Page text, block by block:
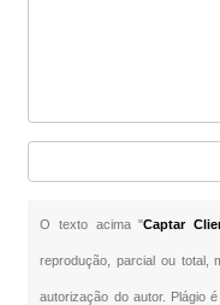
O texto acima "Captar
reprodução, parcial ou total,
autorização do autor. Plágio